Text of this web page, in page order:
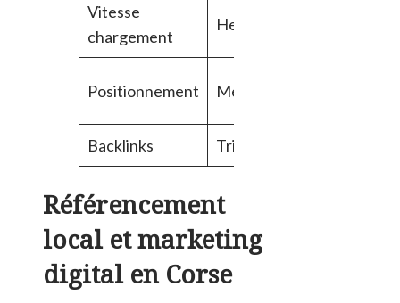
Vitesse
chargement
Hebdomadaire
Positionnement Mensuel
Backlinks Trimestriel
Référencement
local et marketing
digital en Corse